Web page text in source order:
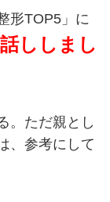
形TOP5」に
ししまし
。ただ親とし
、参考にして